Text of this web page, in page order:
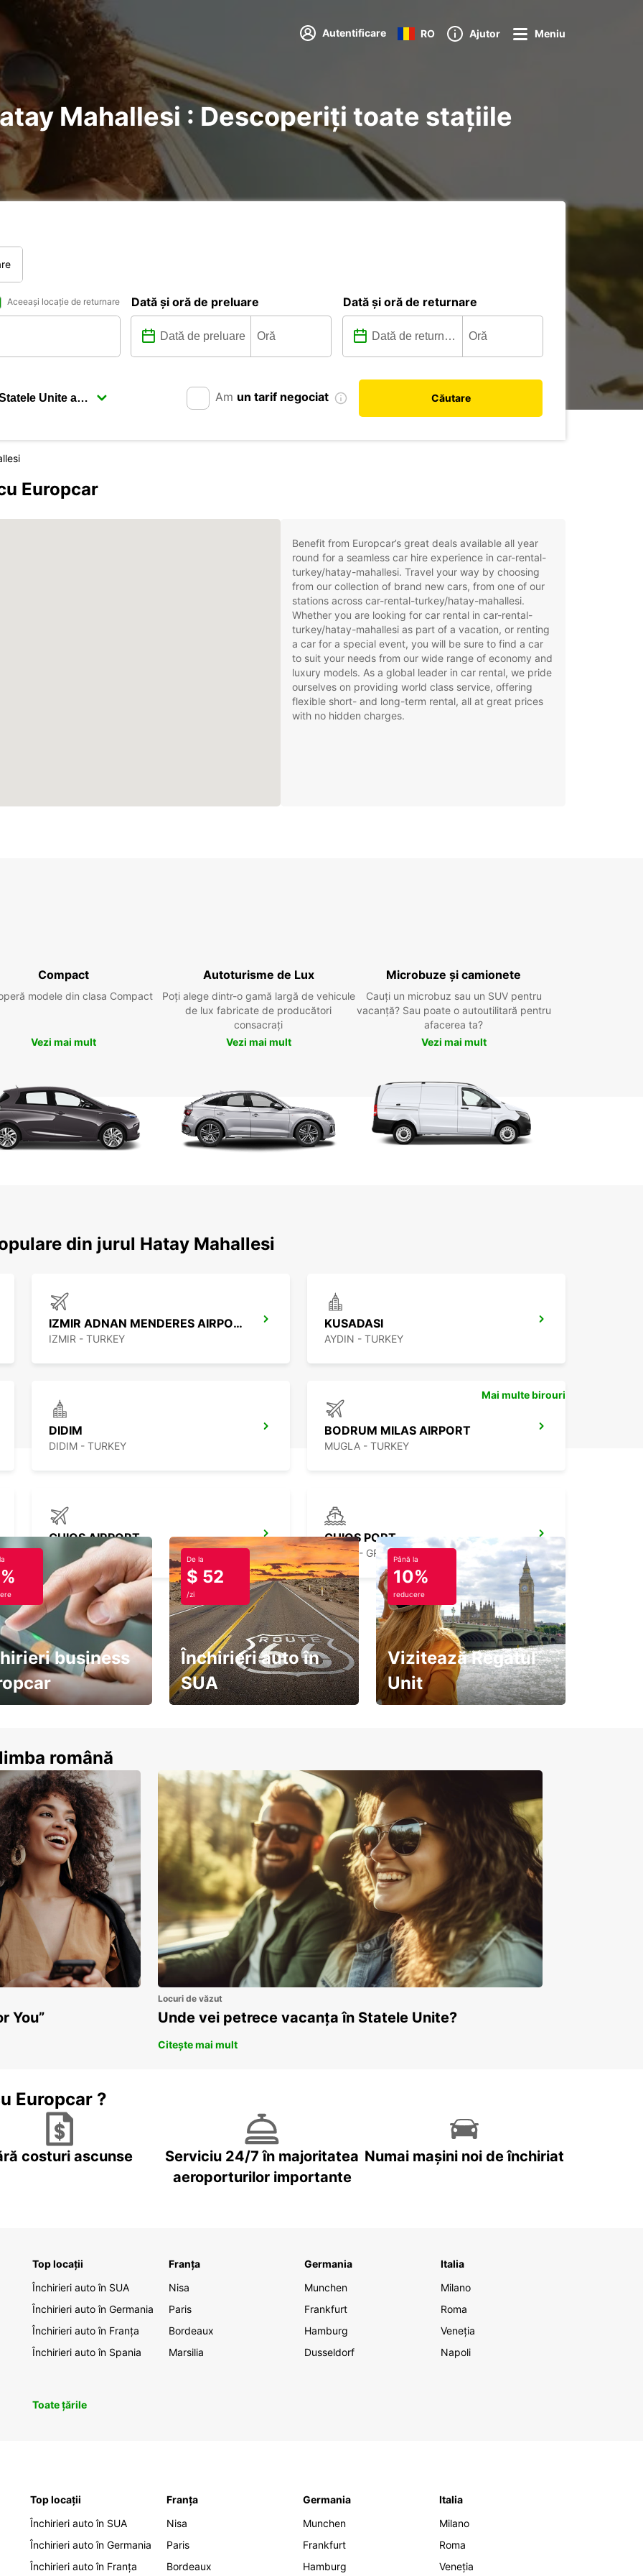
Autentificare RO Ajutor Meniu
Mahallesi : Descoperiți toate stațiile
Aceeași locație de returnare Dată și oră de preluare Dată și oră de returnare
Am un tarif negociat Căutare
Europcar
Benefit from Europcar’s great deals available all year
round for a seamless car hire experience in car-rental-
turkey/hatay-mahallesi. Travel your way by choosing
from our collection of brand new cars, from one of our
stations across car-rental-turkey/hatay-mahallesi.
Whether you are looking for car rental in car-rental-
turkey/hatay-mahallesi as part of a vacation, or renting
a car for a special event, you will be sure to find a car
to suit your needs from our wide range of economy and
luxury models. As a global leader in car rental, we pride
ourselves on providing world class service, offering
flexible short- and long-term rental, all at great prices
with no hidden charges.
Compact
modele din clasa Compact
Vezi mai mult
Autoturisme de Lux
Poți alege dintr-o gamă largă de vehicule
de lux fabricate de producători
consacrați
Vezi mai mult
Microbuze și camionete
Cauți un microbuz sau un SUV pentru
vacanță? Sau poate o autoutilitară pentru
afacerea ta?
Vezi mai mult
din jurul Hatay Mahallesi
IZMIR ADNAN MENDERES AIRPORT DOMESTIC
IZMIR - TURKEY
KUSADASI
AYDIN - TURKEY
DIDIM
DIDIM - TURKEY
BODRUM MILAS AIRPORT
MUGLA - TURKEY
CHIOS AIRPORT
CHIOS - GREECE
CHIOS PORT
CHIOS - GREECE
Mai multe birouri
business
De la
$ 52
/zi
Închirieri auto în
SUA
Până la
10%
reducere
Vizitează Regatul
Unit
română
You”
Locuri de văzut
Unde vei petrece vacanța în Statele Unite?
Citește mai mult
Europcar ?
costuri ascunse
Serviciu 24/7 în majoritatea
aeroporturilor importante
Numai mașini noi de închiriat
Top locații
Închirieri auto în SUA
Închirieri auto în Germania
Închirieri auto în Franța
Închirieri auto în Spania
Franța
Nisa
Paris
Bordeaux
Marsilia
Germania
Munchen
Frankfurt
Hamburg
Dusseldorf
Italia
Milano
Roma
Veneția
Napoli
Toate țările
Top locații
Închirieri auto în SUA
Închirieri auto în Germania
Închirieri auto în Franța
Franța
Nisa
Paris
Bordeaux
Germania
Munchen
Frankfurt
Hamburg
Italia
Milano
Roma
Veneția